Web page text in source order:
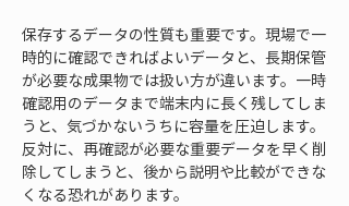
保存するデータの性質も重要です。現場で一
時的に確認できればよいデータと、長期保管
が必要な成果物では扱い方が違います。一時
確認用のデータまで端末内に長く残してしま
うと、気づかないうちに容量を圧迫します。
反対に、再確認が必要な重要データを早く削
除してしまうと、後から説明や比較ができな
くなる恐れがあります。